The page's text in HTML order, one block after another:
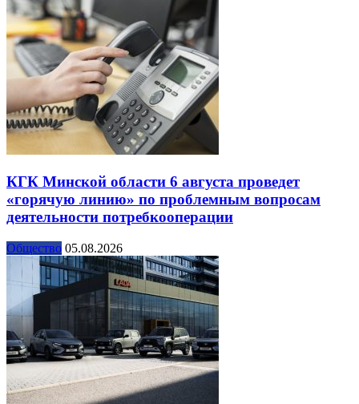
КГК Минской области 6 августа проведет
«горячую линию» по проблемным вопросам
деятельности потребкооперации
Общество 05.08.2026